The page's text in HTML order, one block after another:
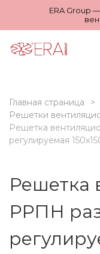
ERA Group
Главная страница
Решетки
Решетка
регулируемая
Решетка
РРПН